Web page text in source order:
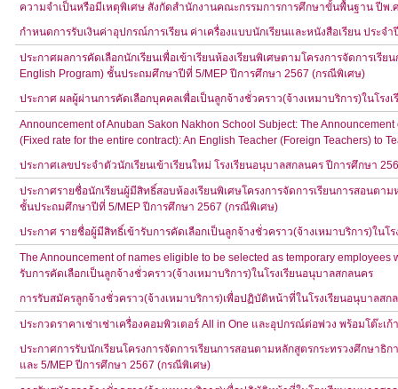
ความจำเป็นหรือมีเหตุพิเศษ สังกัดสำนักงานคณะกรรมการการศึกษาขั้นพื้นฐาน ปีพ.
กำหนดการรับเงินค่าอุปกรณ์การเรียน ค่าเครื่องแบบนักเรียนและหนังสือเรียน ประจ
ประกาศผลการคัดเลือกนักเรียนเพื่อเข้าเรียนห้องเรียนพิเศษตามโครงการจัดการเ
English Program) ชั้นประถมศึกษาปีที่ 5/MEP ปีการศึกษา 2567 (กรณีพิเศษ)
ประกาศ ผลผู้ผ่านการคัดเลือกบุคคลเพื่อเป็นลูกจ้างชั่วคราว(จ้างเหมาบริการ)ในโรง
Announcement of Anuban Sakon Nakhon School Subject: The
(Fixed rate for the entire contract): An English Teacher (Foreign Teachers) to
ประกาศเลขประจำตัวนักเรียนเข้าเรียนใหม่ โรงเรียนอนุบาลสกลนคร ปีการศึกษา
ประกาศรายชื่อนักเรียนผู้มีสิทธิ์สอบห้องเรียนพิเศษโครงการจัดการเรียนการสอนตา
ชั้นประถมศึกษาปีที่ 5/MEP ปีการศึกษา 2567 (กรณีพิเศษ)
ประกาศ รายชื่อผู้มีสิทธิ์เข้ารับการคัดเลือกเป็นลูกจ้างชั่วคราว(จ้างเหมาบริการ)ในโ
The Announcement of names eligible to be selected as temporary
รับการคัดเลือกเป็นลูกจ้างชั่วคราว(จ้างเหมาบริการ)ในโรงเรียนอนุบาลสกลนคร
การรับสมัครลูกจ้างชั่วคราว(จ้างเหมาบริการ)เพื่อปฏิบัติหน้าที่ในโรงเรียนอนุบาลสก
ประกวดราคาเช่าเช่าเครื่องคอมพิวเตอร์ All in One และอุปกรณ์ต่อพ่วง พร้อมโต๊ะ
ประกาศการรับนักเรียนโครงการจัดการเรียนการสอนตามหลักสูตรกระทรวงศึกษา
และ 5/MEP ปีการศึกษา 2567 (กรณีพิเศษ)